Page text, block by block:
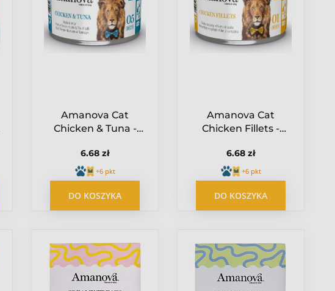
Amanova Cat
Chicken & Tuna -
bulionie puszka 70g
[05]
6.68 zł
+6 pkt
DO KOSZYKA
Amanova Cat
Chicken Fillets -
puszka 70g [01]
6.68 zł
+6 pkt
DO KOSZYKA